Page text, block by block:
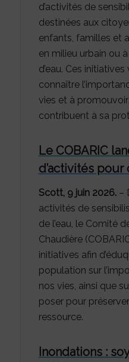
d’activités de
destinées aux
enfants, familles et
en milieu urbain ou
d’eau. Ces
connaître
vies et à
contribuent à sa
Le COBARIC
d’activités pour
Scott, 9 juin 2026.–
activités de
de l’eau, le Comité
Chaudière
initiatives afin
population sur
nos vies, ainsi que
poser pour
ressource.
Inondations :